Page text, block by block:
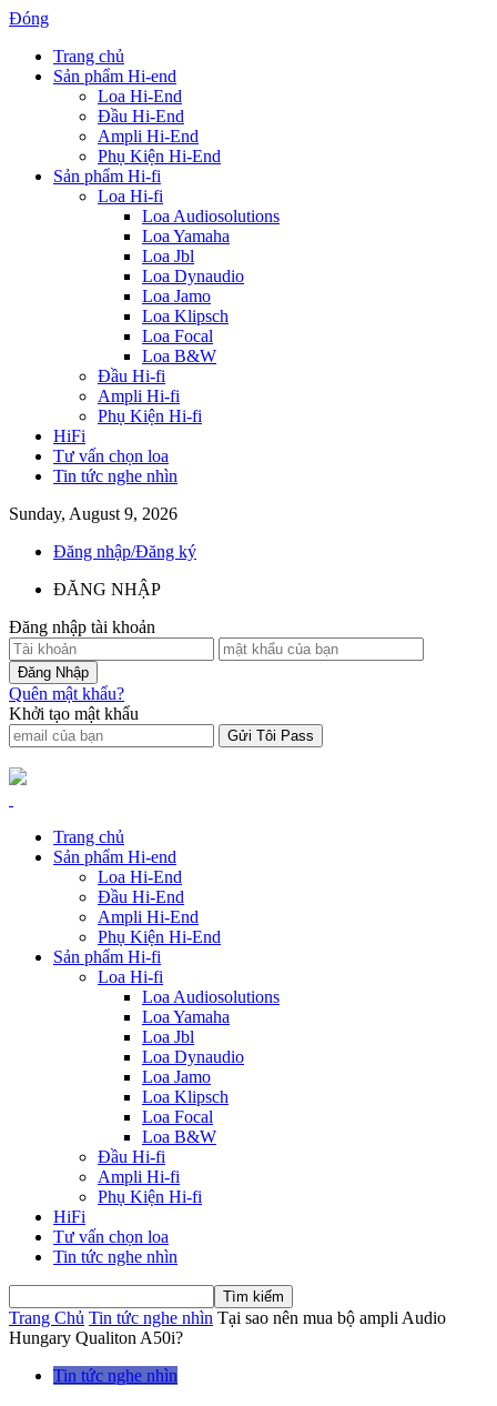
Đóng
Trang chủ
Sản phẩm Hi-end
Loa Hi-End
Đầu Hi-End
Ampli Hi-End
Phụ Kiện Hi-End
Sản phẩm Hi-fi
Loa Hi-fi
Loa Audiosolutions
Loa Yamaha
Loa Jbl
Loa Dynaudio
Loa Jamo
Loa Klipsch
Loa Focal
Loa B&W
Đầu Hi-fi
Ampli Hi-fi
Phụ Kiện Hi-fi
HiFi
Tư vấn chọn loa
Tin tức nghe nhìn
Sunday, August 9, 2026
Đăng nhập/Đăng ký
ĐĂNG NHẬP
Đăng nhập tài khoản
Quên mật khẩu?
Khởi tạo mật khẩu
Trang chủ
Sản phẩm Hi-end
Loa Hi-End
Đầu Hi-End
Ampli Hi-End
Phụ Kiện Hi-End
Sản phẩm Hi-fi
Loa Hi-fi
Loa Audiosolutions
Loa Yamaha
Loa Jbl
Loa Dynaudio
Loa Jamo
Loa Klipsch
Loa Focal
Loa B&W
Đầu Hi-fi
Ampli Hi-fi
Phụ Kiện Hi-fi
HiFi
Tư vấn chọn loa
Tin tức nghe nhìn
Trang Chủ Tin tức nghe nhìn Tại sao nên mua bộ ampli Audio
Hungary Qualiton A50i?
Tin tức nghe nhìn